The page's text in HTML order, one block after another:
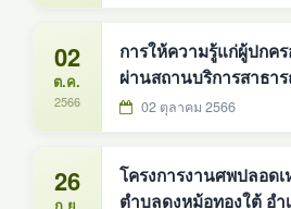
02
ต.ค.
2566
การให้ความรู้แก่ผู้ปกค
ผ่านสถานบริการสาธา
02 ตุลาคม 2566
26
โครงการงานศพปลอด
ตำบลดงหม้อทองใต้ อำเภอบ้านม่วง